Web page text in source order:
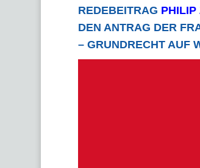
REDEBEITRAG PHILIP
DEN ANTRAG DER
GRUNDRECHT AUF